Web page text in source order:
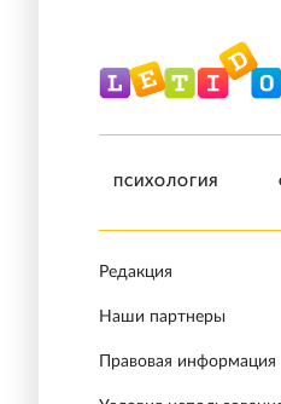
ПСИХОЛОГИЯ
Редакция
Наши партнеры
Правовая информация